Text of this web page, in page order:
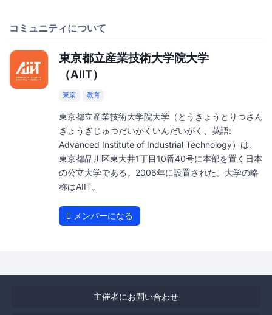
コミュニティについて
東京都立産業技術大学院大学
（AIIT）
東京 教育
東京都立産業技術大学院大学（とうきょうとりつさん
ぎょうぎじゅつだいがくいんだいがく、英語:
Advanced Institute of Industrial Technology）は、
東京都品川区東大井1丁目10番40号に本部を置く日本
の公立大学である。2006年に設置された。大学の略
称はAIIT。
メンバーになる
主催者にお問い合わせ